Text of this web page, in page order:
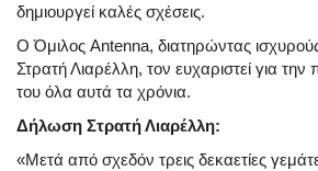
δημιουργεί καλές σχέσεις.
Ο Όμιλος Antenna, διατηρώντας
Στρατή Λιαρέλλη, τον ευχαριστεί για
του όλα αυτά τα χρόνια.
Δήλωση Στρατή Λιαρέλλη:
«Μετά από σχεδόν τρεις δεκαετίες